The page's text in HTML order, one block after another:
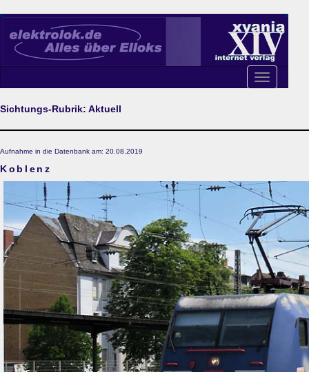
Toggle
navigation
Sichtungs-Rubrik: Aktuell
Aufnahme in die Datenbank am: 20.08.2019
Koblenz